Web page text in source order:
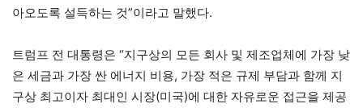
아오도록 설득하는 것”이라고 말했다.
트럼프 전 대통령은 “지구상의 모든 회사 및 제조업체에 가장 낮
은 세금과 가장 싼 에너지 비용, 가장 적은 규제 부담과 함께 지
구상 최고이자 최대인 시장(미국)에 대한 자유로운 접근을 제공